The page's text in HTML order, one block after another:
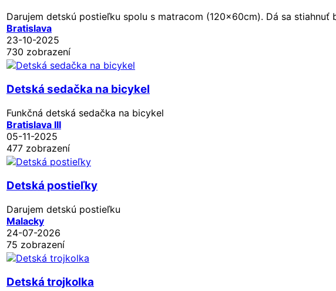
Darujem detskú postieľku spolu s matracom (120x60cm). Dá sa stiahnuť
Bratislava
23-10-2025
730 zobrazení
Detská sedačka na bicykel
Funkčná detská sedačka na bicykel
Bratislava III
05-11-2025
477 zobrazení
Detská postieľky
Darujem detskú postieľku
Malacky
24-07-2026
75 zobrazení
Detská trojkolka